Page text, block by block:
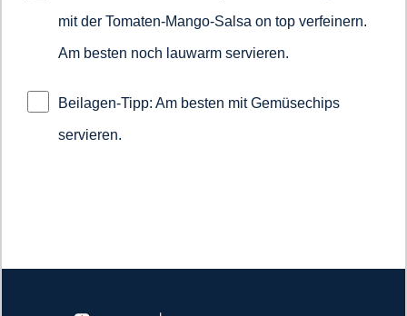
mit der Tomaten-Mango-Salsa on top verfeinern.
Am besten noch lauwarm servieren.
Beilagen-Tipp: Am besten mit Gemüsechips
servieren.